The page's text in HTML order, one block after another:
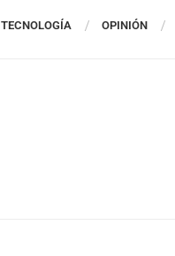
TECNOLOGÍA OPINIÓN